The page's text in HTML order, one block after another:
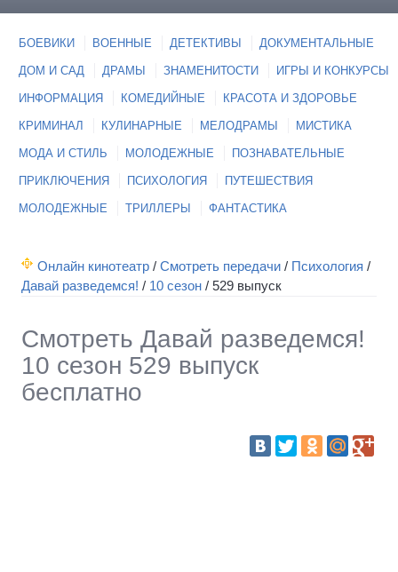
БОЕВИКИ ВОЕННЫЕ ДЕТЕКТИВЫ ДОКУМЕНТАЛЬНЫЕ
ДОМ И САД ДРАМЫ ЗНАМЕНИТОСТИ ИГРЫ И КОНКУРСЫ
ИНФОРМАЦИЯ КОМЕДИЙНЫЕ КРАСОТА И ЗДОРОВЬЕ
КРИМИНАЛ КУЛИНАРНЫЕ МЕЛОДРАМЫ МИСТИКА
МОДА И СТИЛЬ МОЛОДЕЖНЫЕ ПОЗНАВАТЕЛЬНЫЕ
ПРИКЛЮЧЕНИЯ ПСИХОЛОГИЯ ПУТЕШЕСТВИЯ
МОЛОДЕЖНЫЕ ТРИЛЛЕРЫ ФАНТАСТИКА
Онлайн кинотеатр / Смотреть передачи / Психология /
Давай разведемся! / 10 сезон / 529 выпуск
Смотреть Давай разведемся!
10 сезон 529 выпуск
бесплатно